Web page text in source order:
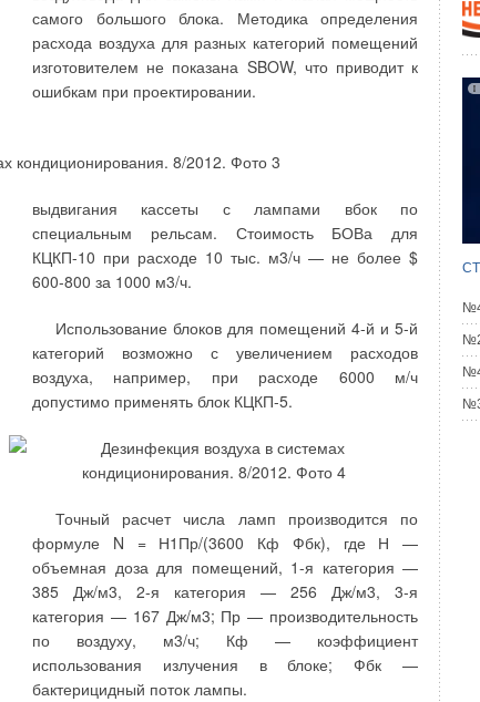
самого большого блока. Методика определения
расхода воздуха для разных категорий помещений
изготовителем не показана SBOW, что приводит к
ошибкам при проектировании.
выдвигания кассеты с лампами вбок по
специальным рельсам. Стоимость БОВа для
КЦКП-10 при расходе 10 тыс. м3/ч — не более $
600-800 за 1000 м3/ч.
Использование блоков для помещений 4-й и 5-й
категорий возможно с увеличением расходов
воздуха, например, при расходе 6000 м/ч
допустимо применять блок КЦКП-5.
Точный расчет числа ламп производится по
формуле N = Н1Пр/(3600 Кф Фбк), где Н —
объемная доза для помещений, 1-я категория —
385 Дж/м3, 2-я категория — 256 Дж/м3, 3-я
категория — 167 Дж/м3; Пр — производительность
по воздуху, м3/ч; Кф — коэффициент
использования излучения в блоке; Фбк —
бактерицидный поток лампы.
производстве величина этого усилия задана и
строго соблюдается.
отопительных приборов (чугунные, алюминиевые,
панельные радиаторы, конвекторы и др. [3, 4]) его
величина существенно не различается.
Это связано с тем, что для каждой группы
отопительных приборов свойственны особенности,
обусловливающие уровень рабочего давления.
расположение каналов, поверхностей
теплопереноса; конструктивный материал —
производства — литье в песчаные формы, литье
под высоким давлением, экструзия, листовая
штамповка, гибка, дорнование труб, сварка. На
характеристиках могут сказаться: внедренные ноу-
хау; технический уровень оборудования,
применяемого при изготовлении; политика качества
и ответственности на производстве.